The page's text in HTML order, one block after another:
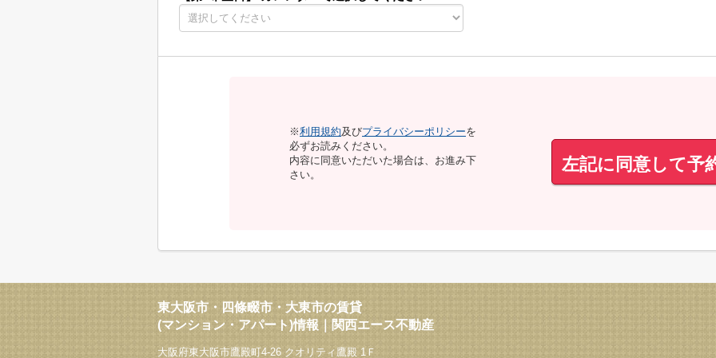
※利用規約及びプライバシーポリシーを
必ずお読みください。
内容に同意いただいた場合は、お進み下
さい。
左記に同意して予
東大阪市・四條畷市・大東市の賃貸
(マンション・アパート)情報｜関西エース不動産
大阪府東大阪市鷹殿町4-26 クオリティ鷹殿 1Ｆ